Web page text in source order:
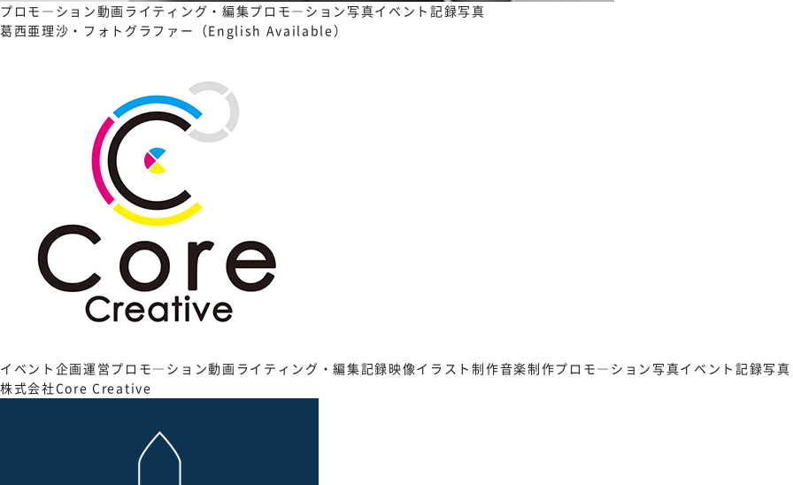
プロモ―ション動画 ライティング・編集プロモ―ション写真イベント記録写真
葛西亜理沙・フォトグラファー（English Available）
イベント企画運営 プロモ―ション動画 ライティング・編集記録映像 イラスト制作音楽制作プロモ―ション写真イベント記録写真
株式会社Core Creative